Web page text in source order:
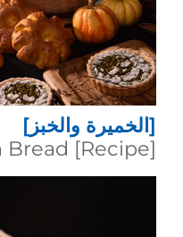
[الخميرة والخبز]
[Recipe] Halloween Pumkin Bread